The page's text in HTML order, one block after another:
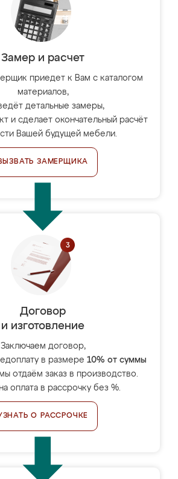
Замер и расчет
приедет к Вам с каталогом
материалов,
детальные замеры,
и сделает окончательный расчёт
Вашей будущей мебели.
ЗАМЕРЩИКА
Договор
и изготовление
Заключаем договор,
в размере 10% от суммы
отдаём заказ в производство.
оплата в рассрочку без %.
О РАССРОЧКЕ